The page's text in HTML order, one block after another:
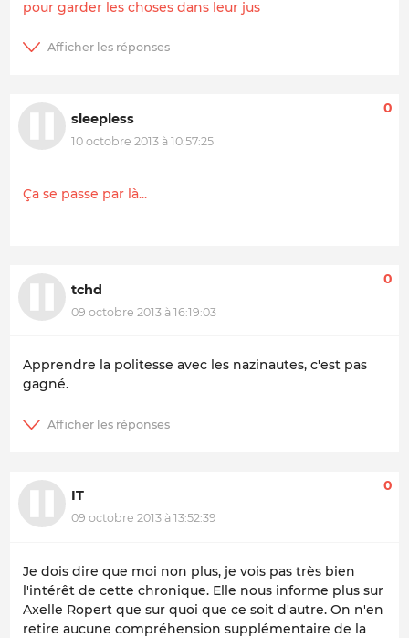
pour garder les choses dans leur jus
sleepless
10 octobre 2013 à 10:57:25
0
Ça se passe par là...
tchd
09 octobre 2013 à 16:19:03
0
Apprendre la politesse avec les nazinautes, c'est pas
gagné.
IT
09 octobre 2013 à 13:52:39
0
Je dois dire que moi non plus, je vois pas très bien
l'intérêt de cette chronique. Elle nous informe plus sur
Axelle Ropert que sur quoi que ce soit d'autre. On n'en
retire aucune compréhension supplémentaire de la